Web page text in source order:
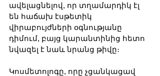
ավելացնելով, որ տղամարդիկ էլ
են հաճախ էսթետիկ
վիրաբույժների օգնությանը
դիմում, բայց կարանտինից հետո
նվազել է նաև նրանց թիվը։
Կոսմետոլոգը, որը չցանկացավ